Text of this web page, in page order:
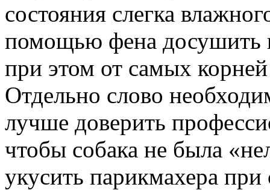
состояния слегка
помощью фена досушить
при этом от самых
Отдельно слово
лучше доверить
чтобы собака не была
укусить парикмахера при